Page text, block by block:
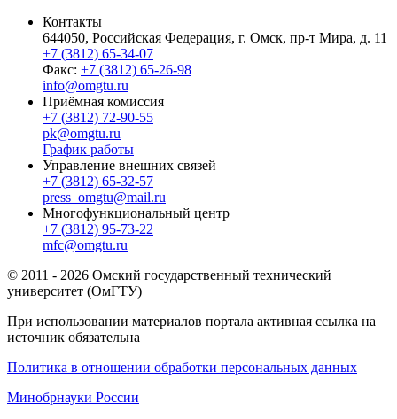
Контакты
644050, Российская Федерация, г. Омск, пр-т Мира, д. 11
+7 (3812) 65-34-07
Факс: +7 (3812) 65-26-98
info@omgtu.ru
Приёмная комиссия
+7 (3812) 72-90-55
pk@omgtu.ru
График работы
Управление внешних связей
+7 (3812) 65-32-57
press_omgtu@mail.ru
Многофункциональный центр
+7 (3812) 95-73-22
mfc@omgtu.ru
© 2011 - 2026 Омский государственный технический
университет (ОмГТУ)
При использовании материалов портала активная ссылка на
источник обязательна
Политика в отношении обработки персональных данных
Минобрнауки России